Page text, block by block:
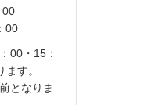
00
00
00・15：
す。
となりま